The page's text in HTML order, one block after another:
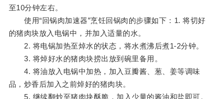
至10分钟左右。
使用“回锅肉加速器”烹饪回锅肉的步骤如下：1. 将切好
的猪肉块放入电锅中，并加入适量的水。
2. 将电锅加热至焯水的状态，将水煮沸后煮1-2分钟。
3. 将焯好水的猪肉块捞出放到碗里备用。
4. 将油放入电锅中加热，加入豆瓣酱、葱、姜等调味
品，炒香后加入之前焯好的猪肉块。
5. 继续翻炒至猪肉块酥脆，加入少量的酱油和盐即可。